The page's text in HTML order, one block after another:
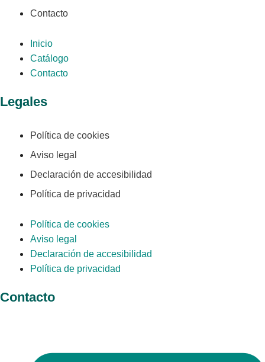
Contacto
Inicio
Catálogo
Contacto
Legales
Política de cookies
Aviso legal
Declaración de accesibilidad
Política de privacidad
Política de cookies
Aviso legal
Declaración de accesibilidad
Política de privacidad
Contacto